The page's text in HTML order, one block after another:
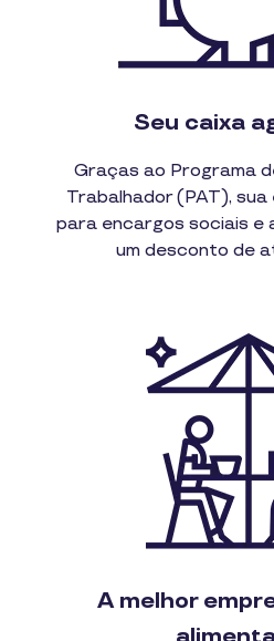
Seu caixa
Graças ao Programa
Trabalhador (PAT),
para encargos sociais e
um desconto de
A melhor